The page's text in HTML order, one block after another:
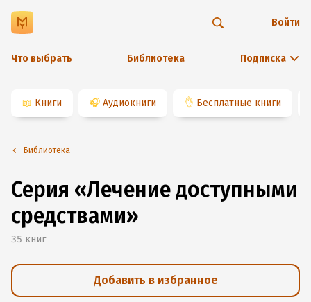
Что выбрать Библиотека Подписка
Войти
📖 Книги 🎧 Аудиокниги 👌 Бесплатные книги
Библиотека
Серия «Лечение доступными
средствами»
35 книг
Добавить в избранное